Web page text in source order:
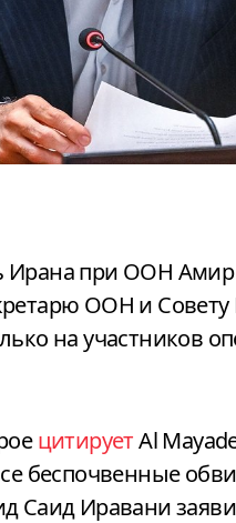
ООН и Совету
на участников
цитируетAl
беспочвенные
Саид Иравани